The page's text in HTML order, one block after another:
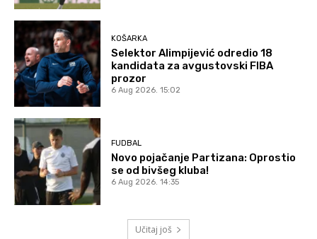
KOŠARKA
Selektor Alimpijević odredio 18
kandidata za avgustovski FIBA
prozor
6 Aug 2026. 15:02
FUDBAL
Novo pojačanje Partizana: Oprostio
se od bivšeg kluba!
6 Aug 2026. 14:35
Učitaj još